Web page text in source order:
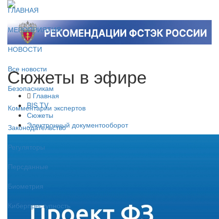
ГЛАВНАЯ
МЕРОПРИЯТИЯ
НОВОСТИ
Все новости
Безопасникам
Комментарии экспертов
Законодательство
Регуляторы
Персданные
Биометрия
Киберпреступность
Сюжеты в эфире
Главная
BIS TV
Сюжеты
Электронный документооборот